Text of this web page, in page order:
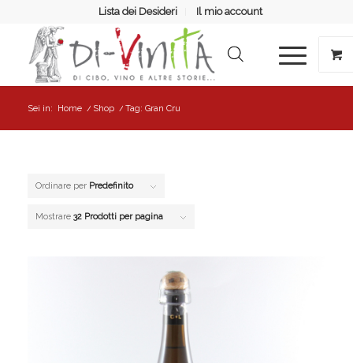
Lista dei Desideri Il mio account
Sei in: Home / Shop / Tag: Gran Cru
Ordinare per Predefinito
Mostrare 32 Prodotti per pagina